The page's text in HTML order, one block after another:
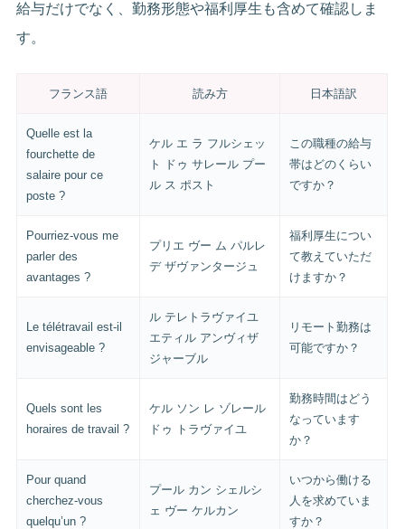
給与だけでなく、勤務形態や福利厚生も含めて確認しま
す。
フランス語 読み方 日本語訳
Quelle est la
fourchette de
salaire pour ce
poste ?
ケル エ ラ フルシェッ
ト ドゥ サレール プー
ル ス ポスト
この職種の給与
帯はどのくらい
ですか？
Pourriez-vous me
parler des
avantages ?
プリエ ヴー ム パルレ
デ ザヴァンタージュ
福利厚生につい
て教えていただ
けますか？
Le télétravail est-il
envisageable ?
ル テレトラヴァイユ
エティル アンヴィザ
ジャーブル
リモート勤務は
可能ですか？
Quels sont les
horaires de travail ?
ケル ソン レ ゾレール
ドゥ トラヴァイユ
勤務時間はどう
なっています
か？
Pour quand
cherchez-vous
quelqu’un ?
プール カン シェルシ
ェ ヴー ケルカン
いつから働ける
人を求めていま
すか？